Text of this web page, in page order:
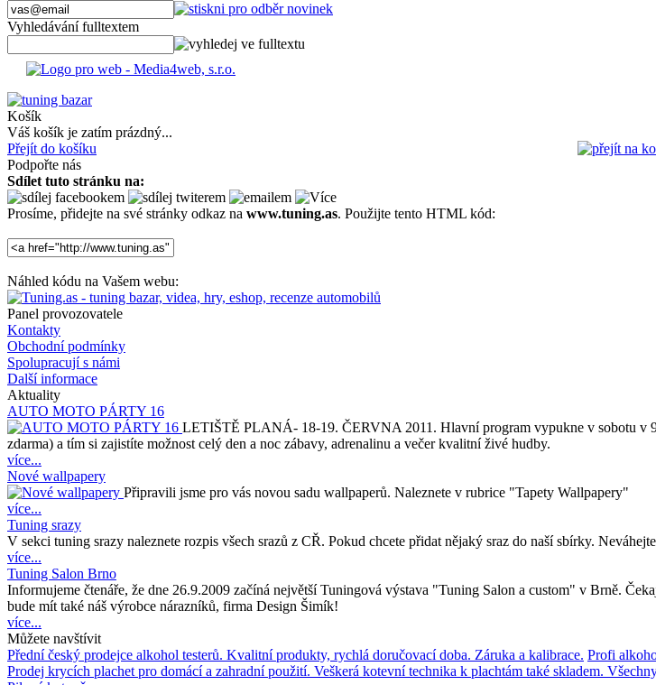
Vyhledávání fulltextem
Košík
Váš košík je zatím prázdný...
Přejít do košíku
Podpořte nás
Sdílet tuto stránku na:
Prosíme, přidejte na své stránky odkaz na www.tuning.as. Použijte tento HTML kód:
Náhled kódu na Vašem webu:
Panel provozovatele
Kontakty
Obchodní podmínky
Spolupracují s námi
Další informace
Aktuality
AUTO MOTO PÁRTY 16
LETIŠTĚ PLANÁ- 18-19. ČERVNA 2011. Hlavní program vypukne v sobotu v
zdarma) a tím si zajistíte možnost celý den a noc zábavy, adrenalinu a večer kvalitní živé hudby.
více...
Nové wallpapery
Připravili jsme pro vás novou sadu wallpaperů. Naleznete v rubrice "Tapety Wallpapery"
více...
Tuning srazy
V sekci tuning srazy naleznete rozpis všech srazů z CŘ. Pokud chcete přidat nějaký sraz do naší sbírky.
více...
Tuning Salon Brno
Informujeme čtenáře, že dne 26.9.2009 začíná největší Tuningová výstava "Tuning Salon a custom" v Brně.
bude mít také náš výrobce nárazníků, firma Design Šimík!
více...
Můžete navštívit
Přední český prodejce alkohol testerů. Kvalitní produkty, rychlá doručovací doba. Záruka a kalibrace. Profi
Prodej krycích plachet pro domácí a zahradní použití. Veškerá kotevní technika k plachtám také skladem.